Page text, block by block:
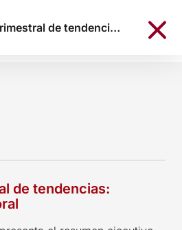
de tendencias: primavera electoral
de tendencias: